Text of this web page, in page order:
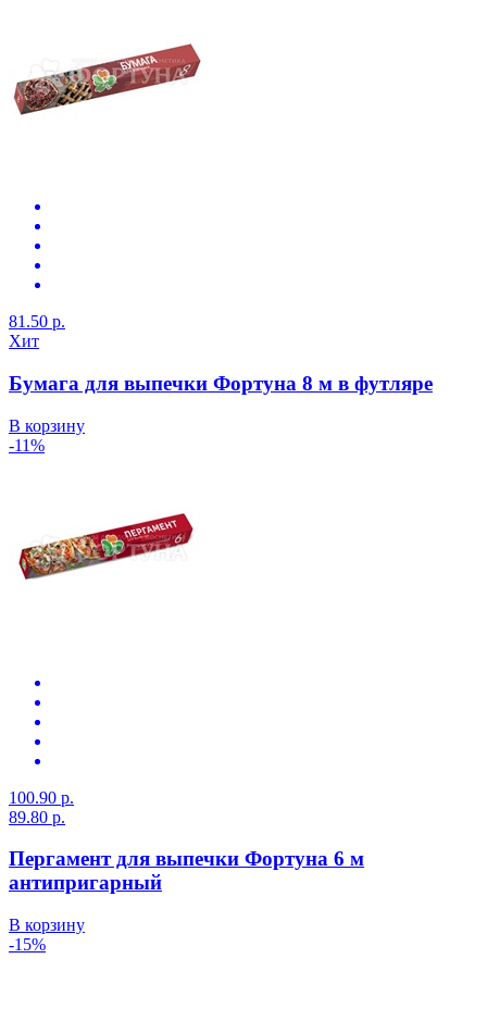
81.50 р.
Хит
Бумага для выпечки Фортуна 8 м в футляре
В корзину
-11%
100.90 р.
89.80 р.
Пергамент для выпечки Фортуна 6 м
антипригарный
В корзину
-15%